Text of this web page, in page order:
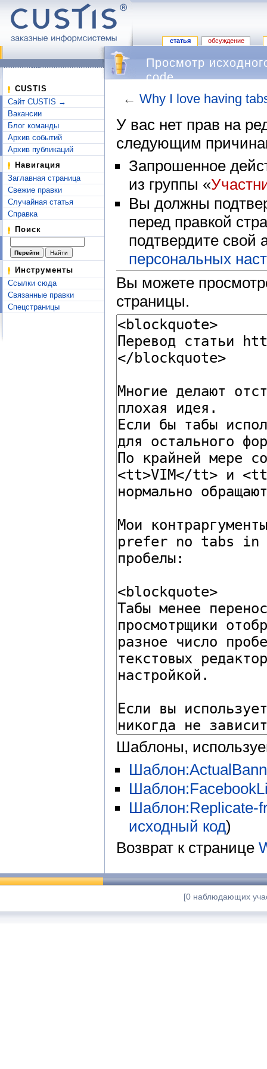
статья обсуждение
CUSTIS
Сайт CUSTIS →
Вакансии
Блог команды
Архив событий
Архив публикаций
Навигация
Заглавная страница
Свежие правки
Случайная статья
Справка
Поиск
Инструменты
Ссылки сюда
Связанные правки
Спецстраницы
Просмотр
code
← Why I love having
У вас нет прав на
следующим
Запрошенное
из группы «
Вы должны
перед правкой
подтвердите свой
персональных
Вы можете
страницы.
Шаблоны,
Шаблон:Replicate-
исходный код)
Возврат к странице
[0 наблюдающих